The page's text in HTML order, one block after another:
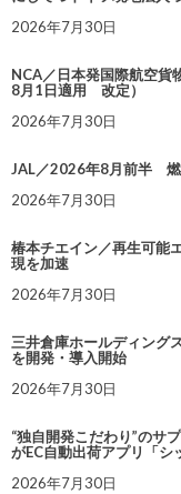
2026年7月30日
NCA／日本発国際航空貨
8月1日適用 改定）
2026年7月30日
JAL／2026年8月前半 燃
2026年7月30日
椿本チエイン／再生可能
現を加速
2026年7月30日
三井倉庫ホールディング
を開発・導入開始
2026年7月30日
“独自開発こだわり”のサ
がEC自動出荷アプリ「シ
2026年7月30日